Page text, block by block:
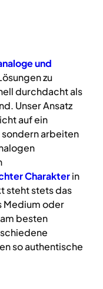
und
zu
durchdacht als
Unser Ansatz
auf ein
arbeiten
Charakterin
steht stets das
Medium oder
besten
so authentische